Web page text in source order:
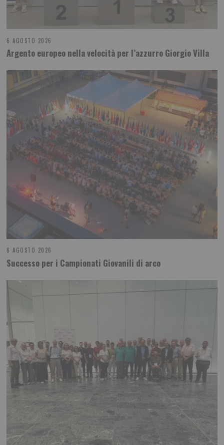
6 AGOSTO 2026
Argento europeo nella velocità per l’azzurro Giorgio Villa
6 AGOSTO 2026
Successo per i Campionati Giovanili di arco